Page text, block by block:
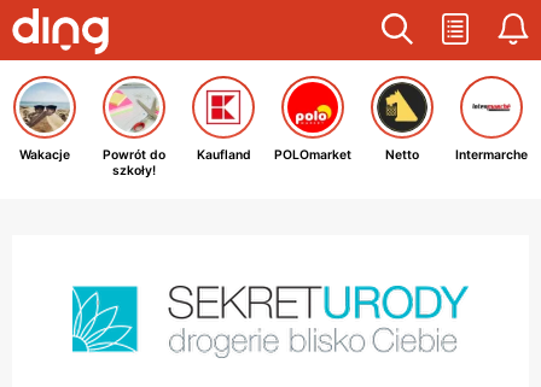
Wakacje
Powrót do
szkoły!
Kaufland POLOmarket Netto Intermarche